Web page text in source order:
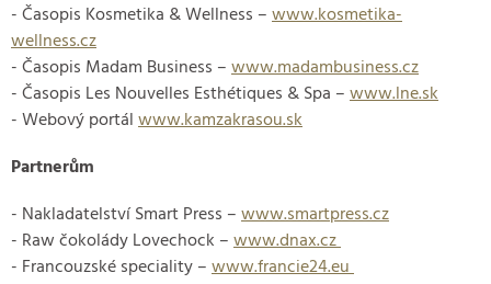
- Časopis Kosmetika & Wellness –www.kosmetika-
wellness.cz
- Časopis Madam Business –www.madambusiness.cz
- Časopis Les Nouvelles Esthétiques & Spa –www.lne.sk
- Webový portálwww.kamzakrasou.sk
Partnerům
- Nakladatelství Smart Press –www.smartpress.cz
- Raw čokolády Lovechock –www.dnax.cz
- Francouzské speciality –www.francie24.eu